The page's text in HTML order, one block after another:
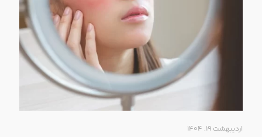
اردیبهشت ۱۹, ۱۴۰۴